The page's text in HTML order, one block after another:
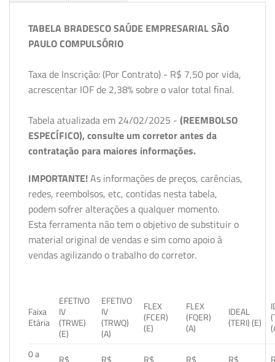
TABELA BRADESCO SAÚDE EMPRESARIAL SÃO
PAULO COMPULSÓRIO
Taxa de Inscrição: (Por Contrato) - R$ 7,50 por vida,
acrescentar IOF de 2,38% sobre o valor total final.
Tabela atualizada em 24/02/2025 - (REEMBOLSO
ESPECÍFICO), consulte um corretor antes da
contratação para maiores informações.
IMPORTANTE!As informações de preços, carências,
redes, reembolsos, etc, contidas nesta tabela,
podem sofrer alterações a qualquer momento.
Esta ferramenta não tem o objetivo de substituir o
material original de vendas e sim como apoio à
vendas agilizando o trabalho do corretor.
Faixa
Etária
EFETIVO
IV
(TRWE)
(E)
EFETIVO
IV
(TRWQ)
(A)
FLEX
(FCER)
(E)
FLEX
(FQER)
(A)
IDEAL
(TERI) (E)
0 a